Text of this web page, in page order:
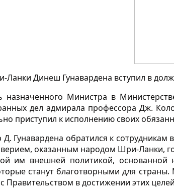
Динеш Гунавардена вступил в
назначенного Министра в
дел адмирала профессора Дж.
приступил к исполнению своих
Гунавардена обратился к
оказанным народом Шри-Ланки,
им внешней политикой, основанной
станут благотворными для
Правительством в достижении этих